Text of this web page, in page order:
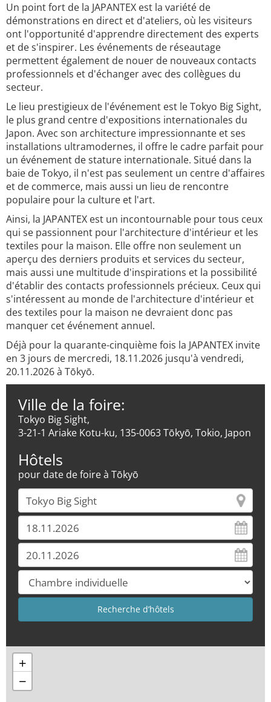
Un point fort de la JAPANTEX est la variété de
démonstrations en direct et d'ateliers, où les visiteurs
ont l'opportunité d'apprendre directement des experts
et de s'inspirer. Les événements de réseautage
permettent également de nouer de nouveaux contacts
professionnels et d'échanger avec des collègues du
secteur.
Le lieu prestigieux de l'événement est le Tokyo Big Sight,
le plus grand centre d'expositions internationales du
Japon. Avec son architecture impressionnante et ses
installations ultramodernes, il offre le cadre parfait pour
un événement de stature internationale. Situé dans la
baie de Tokyo, il n'est pas seulement un centre d'affaires
et de commerce, mais aussi un lieu de rencontre
populaire pour la culture et l'art.
Ainsi, la JAPANTEX est un incontournable pour tous ceux
qui se passionnent pour l'architecture d'intérieur et les
textiles pour la maison. Elle offre non seulement un
aperçu des derniers produits et services du secteur,
mais aussi une multitude d'inspirations et la possibilité
d'établir des contacts professionnels précieux. Ceux qui
s'intéressent au monde de l'architecture d'intérieur et
des textiles pour la maison ne devraient donc pas
manquer cet événement annuel.
Déjà pour la quarante-cinquième fois la JAPANTEX invite
en 3 jours de mercredi, 18.11.2026 jusqu'à vendredi,
20.11.2026 à Tōkyō.
Ville de la foire:
Tokyo Big Sight,
3-21-1 Ariake Kotu-ku, 135-0063 Tōkyō, Tokio, Japon
Hôtels
pour date de foire à Tōkyō
+
−